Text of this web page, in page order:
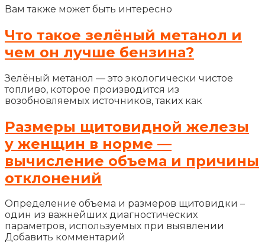
Вам также может быть интересно
Что такое зелёный метанол и
чем он лучше бензина?
Зелёный метанол — это экологически чистое
топливо, которое производится из
возобновляемых источников, таких как
Размеры щитовидной железы
у женщин в норме —
вычисление объема и причины
отклонений
Определение объема и размеров щитовидки –
один из важнейших диагностических
параметров, используемых при выявлении
Добавить комментарий